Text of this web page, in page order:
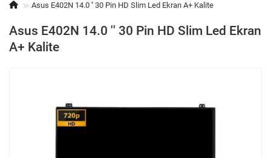
Asus E402N 14.0 '' 30 Pin HD Slim Led Ekran A+ Kalite
Asus E402N 14.0 '' 30 Pin HD Slim Led Ekran
A+ Kalite